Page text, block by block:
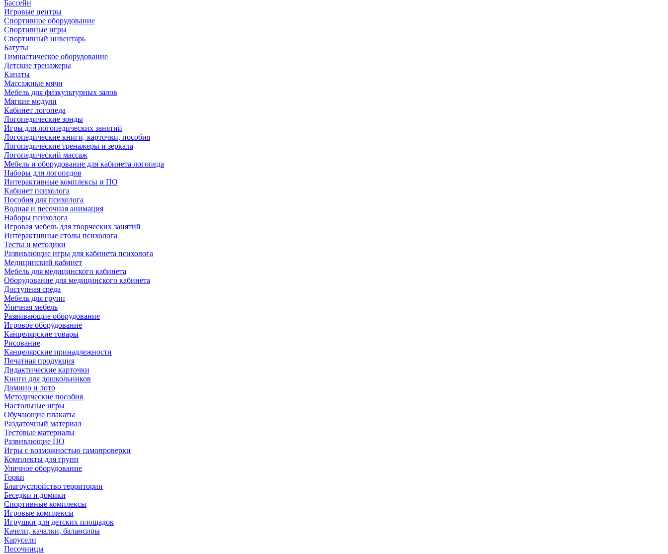
Бассейн
Игровые центры
Спортивное оборудование
Спортивные игры
Спортивный инвентарь
Батуты
Гимнастическое оборудование
Детские тренажеры
Канаты
Массажные мячи
Мебель для физкультурных залов
Мягкие модули
Кабинет логопеда
Логопедические зонды
Игры для логопедических занятий
Логопедические книги, карточки, пособия
Логопедические тренажеры и зеркала
Логопедический массаж
Мебель и оборудование для кабинета логопеда
Наборы для логопедов
Интерактивные комплексы и ПО
Кабинет психолога
Пособия для психолога
Водная и песочная анимация
Наборы психолога
Игровая мебель для творческих занятий
Интерактивные столы психолога
Тесты и методики
Развивающие игры для кабинета психолога
Медицинский кабинет
Мебель для медицинского кабинета
Оборудование для медицинского кабинета
Доступная среда
Мебель для групп
Уличная мебель
Развивающие оборудование
Игровое оборудование
Канцелярские товары
Рисование
Канцелярские принадлежности
Печатная продукция
Дидактические карточки
Книги для дошкольников
Домино и лото
Методические пособия
Настольные игры
Обучающие плакаты
Раздаточный материал
Тестовые материалы
Развивающие ПО
Игры с возможностью самопроверки
Комплекты для групп
Уличное оборудование
Горки
Благоустройство территории
Беседки и домики
Спортивные комплексы
Игровые комплексы
Игрушки для детских площадок
Качели, качалки, балансиры
Карусели
Песочницы